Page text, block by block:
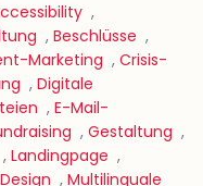
,
, Beschlüsse ,
Marketing , Crisis-
, Digitale
, E-Mail-
, Gestaltung ,
, Landingpage ,
, Multilinguale